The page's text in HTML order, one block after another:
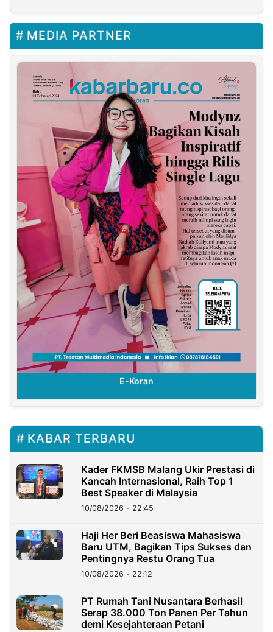
MEDIA PARTNER
E-Koran
KABAR TERBARU
Kader FKMSB Malang Ukir Prestasi di
Kancah Internasional, Raih Top 1
Best Speaker di Malaysia
10/08/2026 - 22:45
Haji Her Beri Beasiswa Mahasiswa
Baru UTM, Bagikan Tips Sukses dan
Pentingnya Restu Orang Tua
10/08/2026 - 22:12
PT Rumah Tani Nusantara Berhasil
Serap 38.000 Ton Panen Per Tahun
demi Kesejahteraan Petani